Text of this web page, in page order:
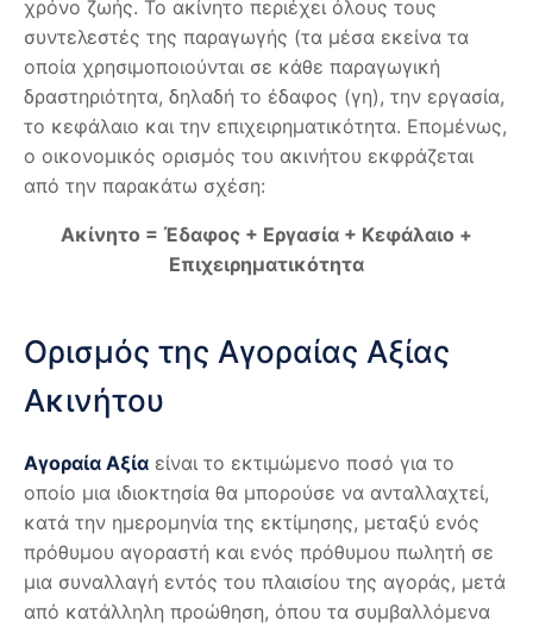
χρόνο ζωής. Το ακίνητο περιέχει όλους τους
συντελεστές της παραγωγής (τα μέσα εκείνα τα
οποία χρησιμοποιούνται σε κάθε παραγωγική
δραστηριότητα, δηλαδή το έδαφος (γη), την εργασία,
το κεφάλαιο και την επιχειρηματικότητα. Επομένως,
ο οικονομικός ορισμός του ακινήτου εκφράζεται
από την παρακάτω σχέση:
Ακίνητο = Έδαφος + Εργασία + Κεφάλαιο +
Επιχειρηματικότητα
Ορισμός της Αγοραίας Αξίας
Ακινήτου
Αγοραία Αξία είναι το εκτιμώμενο ποσό για το
οποίο μια ιδιοκτησία θα μπορούσε να ανταλλαχτεί,
κατά την ημερομηνία της εκτίμησης, μεταξύ ενός
πρόθυμου αγοραστή και ενός πρόθυμου πωλητή σε
μια συναλλαγή εντός του πλαισίου της αγοράς, μετά
από κατάλληλη προώθηση, όπου τα συμβαλλόμενα